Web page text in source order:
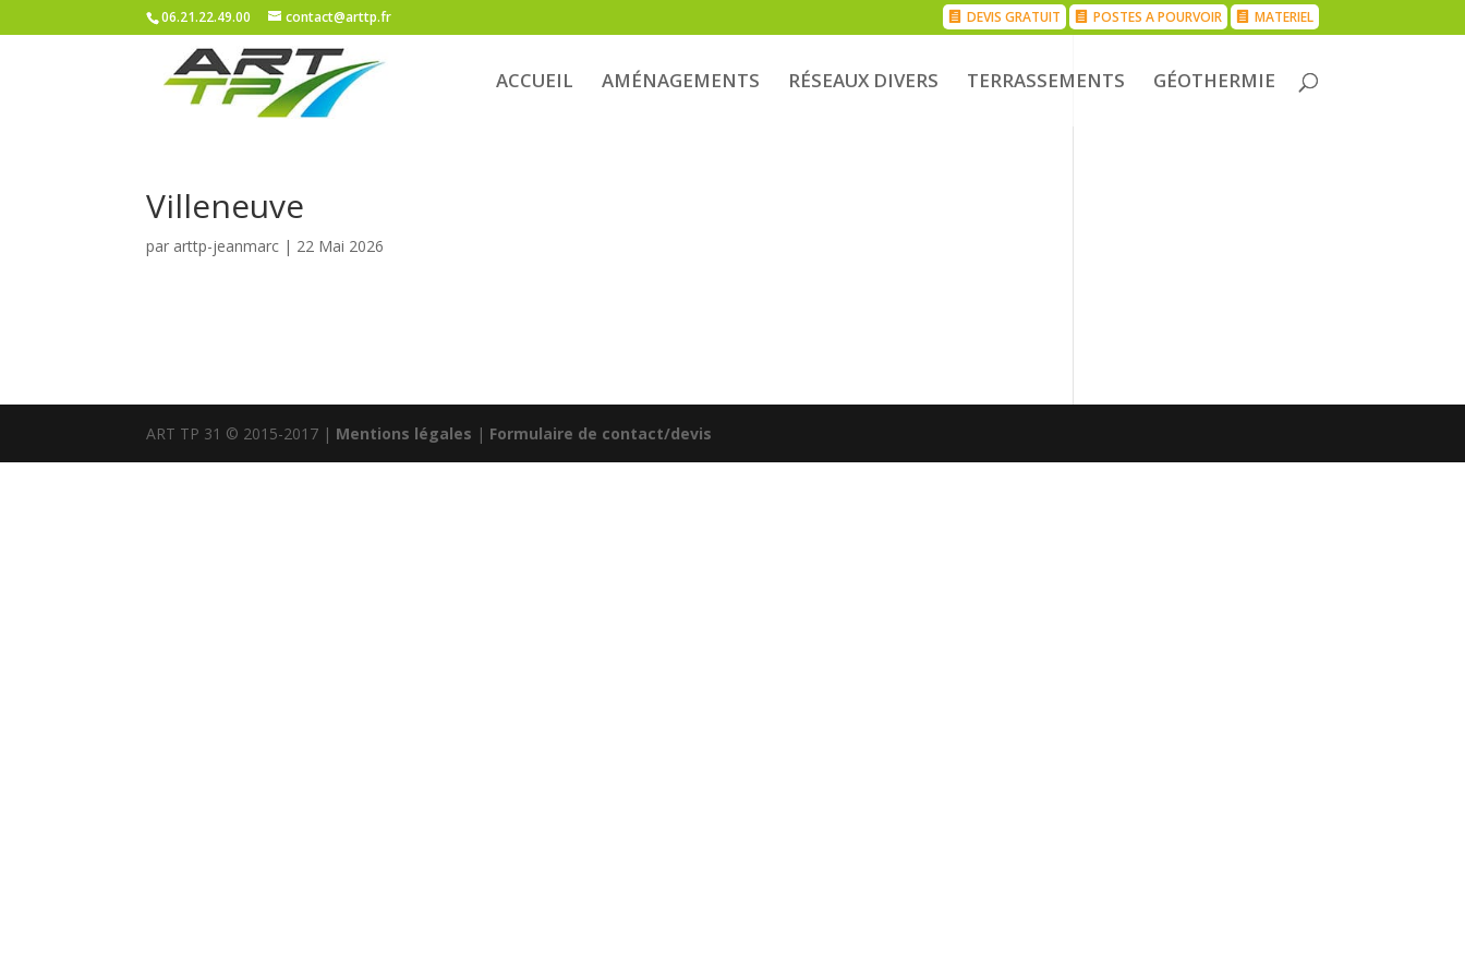
06.21.22.49.00 contact@arttp.fr DEVIS GRATUIT POSTES A POURVOIR MATERIEL
ACCUEIL AMÉNAGEMENTS RÉSEAUX DIVERS TERRASSEMENTS GÉOTHERMIE
Villeneuve
par arttp-jeanmarc | 22 Mai 2026
ART TP 31 © 2015-2017 | Mentions légales | Formulaire de contact/devis